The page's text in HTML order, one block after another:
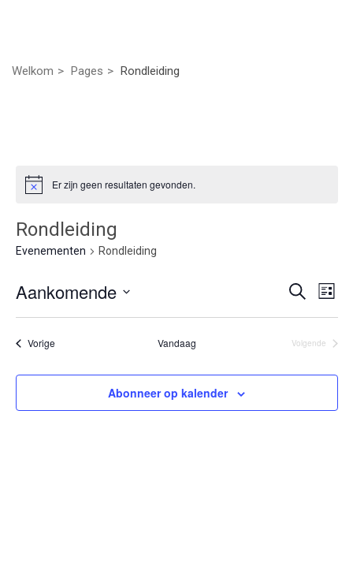
Welkom Pages Rondleiding
Er zijn geen resultaten gevonden.
Rondleiding
Evenementen Rondleiding
en
Zoeken
Lijst
Aankomende
datum.
VorigeEvenementen Vandaag
Volgende
Abonneer op kalender